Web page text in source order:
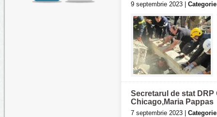
9 septembrie 2023 |
Secretarul de stat
Chicago,Maria Pappas
7 septembrie 2023 |